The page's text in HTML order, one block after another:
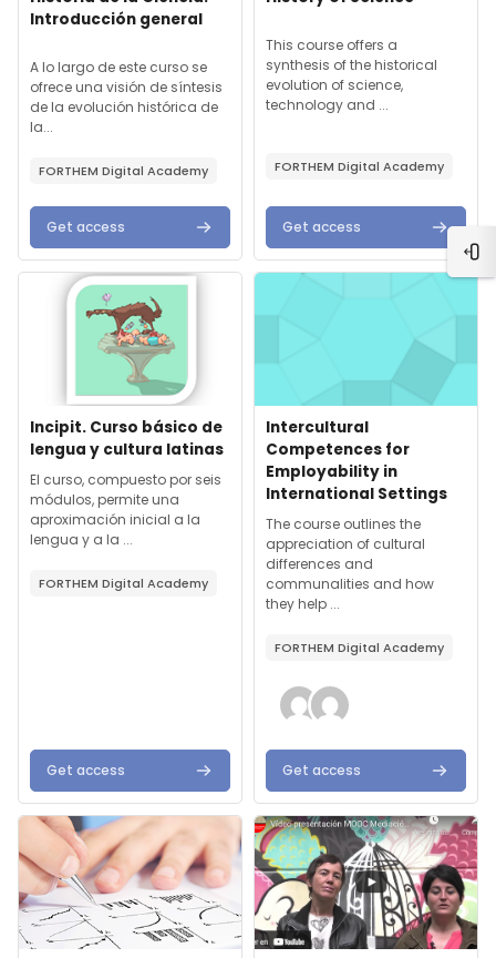
Introducción general
A lo largo de este curso se
ofrece una visión de síntesis
de la evolución histórica de
la...
FORTHEM Digital Academy
Get access
This course offers a
synthesis of the historical
evolution of science,
technology and ...
FORTHEM Digital Academy
Get access
Imatge del curs" Incipit. Curso básico de lengua y cultura
Imatge del curs
Nom del curs
Incipit. Curso básico de
lengua y cultura latinas
Text de resum del curs:
El curso, compuesto por seis
módulos, permite una
aproximación inicial a la
lengua y a la ...
FORTHEM Digital Academy
Get access
Imatge del curs" Intercultural
Imatge del curs
Nom del curs
Intercultural
Competences for
Employability in
International Settings
Text de resum del curs:
The course outlines the
appreciation of cultural
differences and
communalities and how
they help ...
FORTHEM Digital Academy
Get access
Imatge del curs" Matemáticas y Estadística: entiéndelas,
Imatge del curs" Mediación